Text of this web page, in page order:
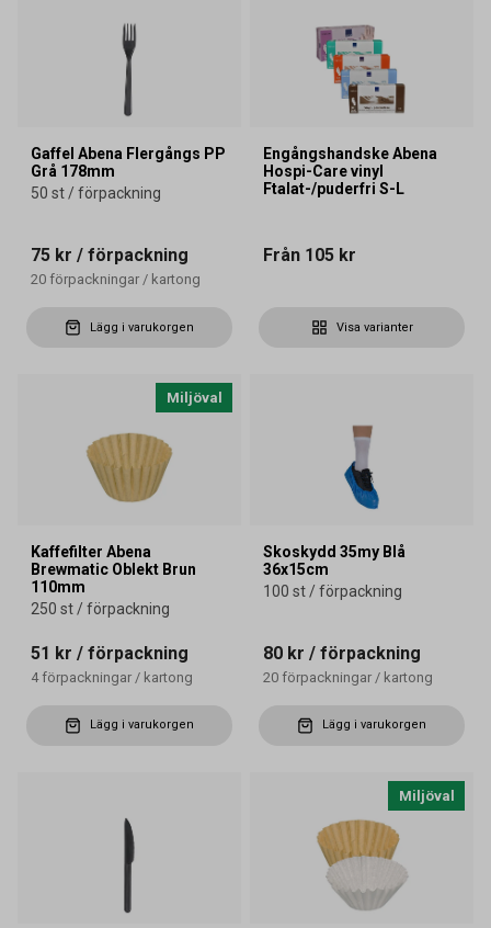
Gaffel Abena Flergångs PP
Grå 178mm
50 st / förpackning
75 kr / förpackning
20 förpackningar / kartong
Lägg i varukorgen
Engångshandske Abena
Hospi-Care vinyl
Ftalat-/puderfri S-L
Från 105 kr
Visa varianter
Miljöval
Kaffefilter Abena
Brewmatic Oblekt Brun
110mm
250 st / förpackning
51 kr / förpackning
4 förpackningar / kartong
Lägg i varukorgen
Skoskydd 35my Blå
36x15cm
100 st / förpackning
80 kr / förpackning
20 förpackningar / kartong
Lägg i varukorgen
Miljöval